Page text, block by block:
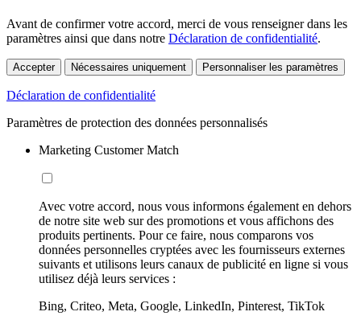
Avant de confirmer votre accord, merci de vous renseigner dans les
paramètres ainsi que dans notre Déclaration de confidentialité.
Accepter Nécessaires uniquement Personnaliser les paramètres
Déclaration de confidentialité
Paramètres de protection des données personnalisés
Marketing Customer Match
Avec votre accord, nous vous informons également en dehors
de notre site web sur des promotions et vous affichons des
produits pertinents. Pour ce faire, nous comparons vos
données personnelles cryptées avec les fournisseurs externes
suivants et utilisons leurs canaux de publicité en ligne si vous
utilisez déjà leurs services :
Bing, Criteo, Meta, Google, LinkedIn, Pinterest, TikTok